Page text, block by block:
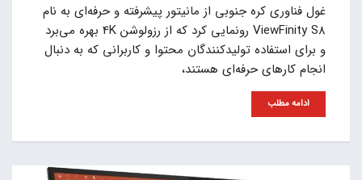
غول فناوری کره جنوبی از مانیتور پیشرفته و حرفه‌ای به نام
ViewFinity S8 رونمایی کرد که از رزولوشن 4K بهره می‌برد
و برای استفاده تولیدکنندگان محتوا و کاربرانی که به دنبال
انجام کارهای حرفه‌ای هستند،
ادامه مطلب